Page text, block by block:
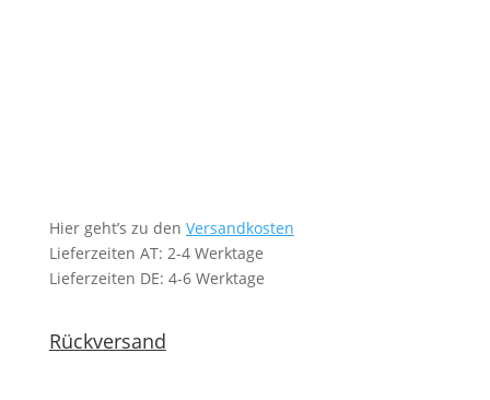
Hier geht’s zu den Versandkosten
Lieferzeiten AT: 2-4 Werktage
Lieferzeiten DE: 4-6 Werktage
Rückversand